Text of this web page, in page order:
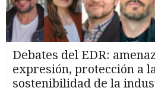
Debates del EDR:
expresión, protección a
sostenibilidad de la